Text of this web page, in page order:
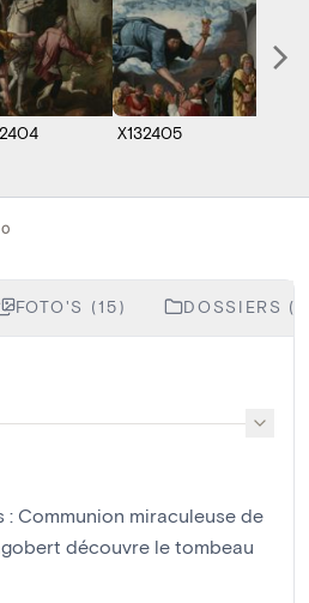
X132405
FOTO'S (15) DOSSIERS
: Communion miraculeuse de
découvre le tombeau